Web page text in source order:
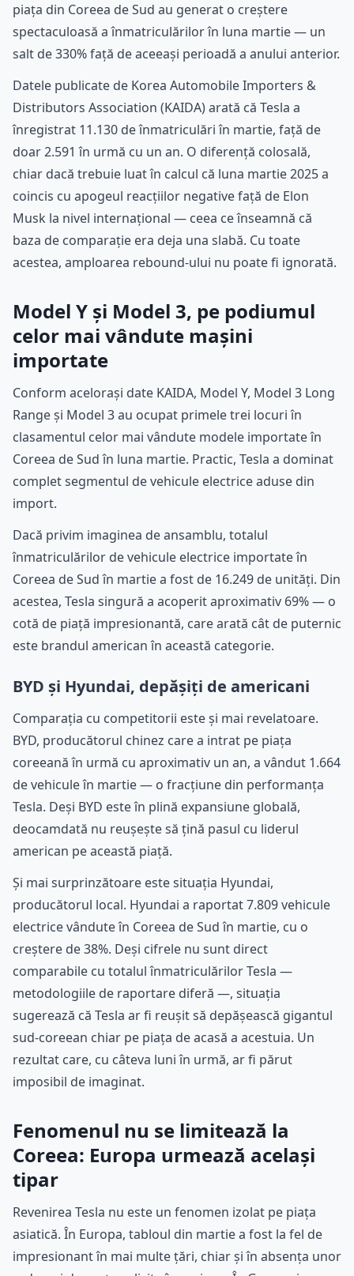
piața din Coreea de Sud au generat o creștere
spectaculoasă a înmatriculărilor în luna martie — un
salt de 330% față de aceeași perioadă a anului anterior.
Datele publicate de Korea Automobile Importers &
Distributors Association (KAIDA) arată că Tesla a
înregistrat 11.130 de înmatriculări în martie, față de
doar 2.591 în urmă cu un an. O diferență colosală,
chiar dacă trebuie luat în calcul că luna martie 2025 a
coincis cu apogeul reacțiilor negative față de Elon
Musk la nivel internațional — ceea ce înseamnă că
baza de comparație era deja una slabă. Cu toate
acestea, amploarea rebound-ului nu poate fi ignorată.
Model Y și Model 3, pe podiumul
celor mai vândute mașini
importate
Conform acelorași date KAIDA, Model Y, Model 3 Long
Range și Model 3 au ocupat primele trei locuri în
clasamentul celor mai vândute modele importate în
Coreea de Sud în luna martie. Practic, Tesla a dominat
complet segmentul de vehicule electrice aduse din
import.
Dacă privim imaginea de ansamblu, totalul
înmatriculărilor de vehicule electrice importate în
Coreea de Sud în martie a fost de 16.249 de unități. Din
acestea, Tesla singură a acoperit aproximativ 69% — o
cotă de piață impresionantă, care arată cât de puternic
este brandul american în această categorie.
BYD și Hyundai, depășiți de americani
Comparația cu competitorii este și mai revelatoare.
BYD, producătorul chinez care a intrat pe piața
coreeană în urmă cu aproximativ un an, a vândut 1.664
de vehicule în martie — o fracțiune din performanța
Tesla. Deși BYD este în plină expansiune globală,
deocamdată nu reușește să țină pasul cu liderul
american pe această piață.
Și mai surprinzătoare este situația Hyundai,
producătorul local. Hyundai a raportat 7.809 vehicule
electrice vândute în Coreea de Sud în martie, cu o
creștere de 38%. Deși cifrele nu sunt direct
comparabile cu totalul înmatriculărilor Tesla —
metodologiile de raportare diferă —, situația
sugerează că Tesla ar fi reușit să depășească gigantul
sud-coreean chiar pe piața de acasă a acestuia. Un
rezultat care, cu câteva luni în urmă, ar fi părut
imposibil de imaginat.
Fenomenul nu se limitează la
Coreea: Europa urmează același
tipar
Revenirea Tesla nu este un fenomen izolat pe piața
asiatică. În Europa, tabloul din martie a fost la fel de
impresionant în mai multe țări, chiar și în absența unor